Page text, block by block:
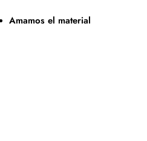
Amamos el material